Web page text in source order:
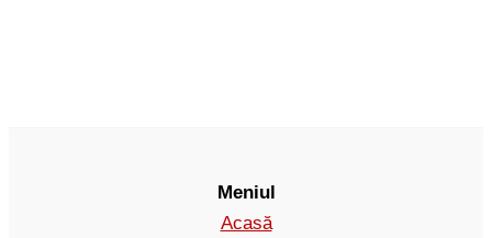
Meniul
Acasă